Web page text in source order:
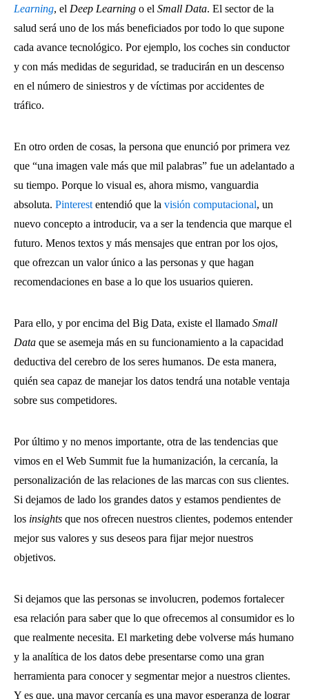
Learning, el Deep Learning o el Small Data. El sector de la
salud será uno de los más beneficiados por todo lo que supone
cada avance tecnológico. Por ejemplo, los coches sin conductor
y con más medidas de seguridad, se traducirán en un descenso
en el número de siniestros y de víctimas por accidentes de
tráfico.
En otro orden de cosas, la persona que enunció por primera vez
que “una imagen vale más que mil palabras” fue un adelantado a
su tiempo. Porque lo visual es, ahora mismo, vanguardia
absoluta. Pinterest entendió que la visión computacional, un
nuevo concepto a introducir, va a ser la tendencia que marque el
futuro. Menos textos y más mensajes que entran por los ojos,
que ofrezcan un valor único a las personas y que hagan
recomendaciones en base a lo que los usuarios quieren.
Para ello, y por encima del Big Data, existe el llamado Small
Data que se asemeja más en su funcionamiento a la capacidad
deductiva del cerebro de los seres humanos. De esta manera,
quién sea capaz de manejar los datos tendrá una notable ventaja
sobre sus competidores.
Por último y no menos importante, otra de las tendencias que
vimos en el Web Summit fue la humanización, la cercanía, la
personalización de las relaciones de las marcas con sus clientes.
Si dejamos de lado los grandes datos y estamos pendientes de
los insights que nos ofrecen nuestros clientes, podemos entender
mejor sus valores y sus deseos para fijar mejor nuestros
objetivos.
Si dejamos que las personas se involucren, podemos fortalecer
esa relación para saber que lo que ofrecemos al consumidor es lo
que realmente necesita. El marketing debe volverse más humano
y la analítica de los datos debe presentarse como una gran
herramienta para conocer y segmentar mejor a nuestros clientes.
Y es que, una mayor cercanía es una mayor esperanza de lograr